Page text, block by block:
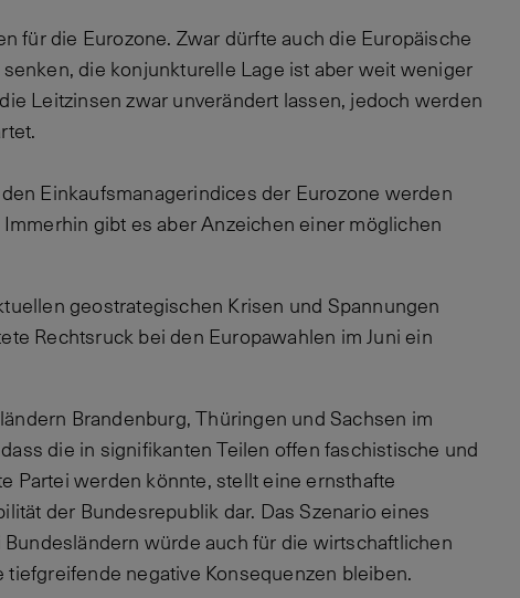
für die Eurozone. Zwar dürfte auch die Europäische
die konjunkturelle Lage ist aber weit weniger
Leitzinsen zwar unverändert lassen, jedoch werden
Einkaufsmanagerindices der Eurozone werden
gibt es aber Anzeichen einer möglichen
geostrategischen Krisen und Spannungen
Rechtsruck bei den Europawahlen im Juni ein
Brandenburg, Thüringen und Sachsen im
die in signifikanten Teilen offen faschistische und
Partei werden könnte, stellt eine ernsthafte
der Bundesrepublik dar. Das Szenario eines
würde auch für die wirtschaftlichen
negative Konsequenzen bleiben.